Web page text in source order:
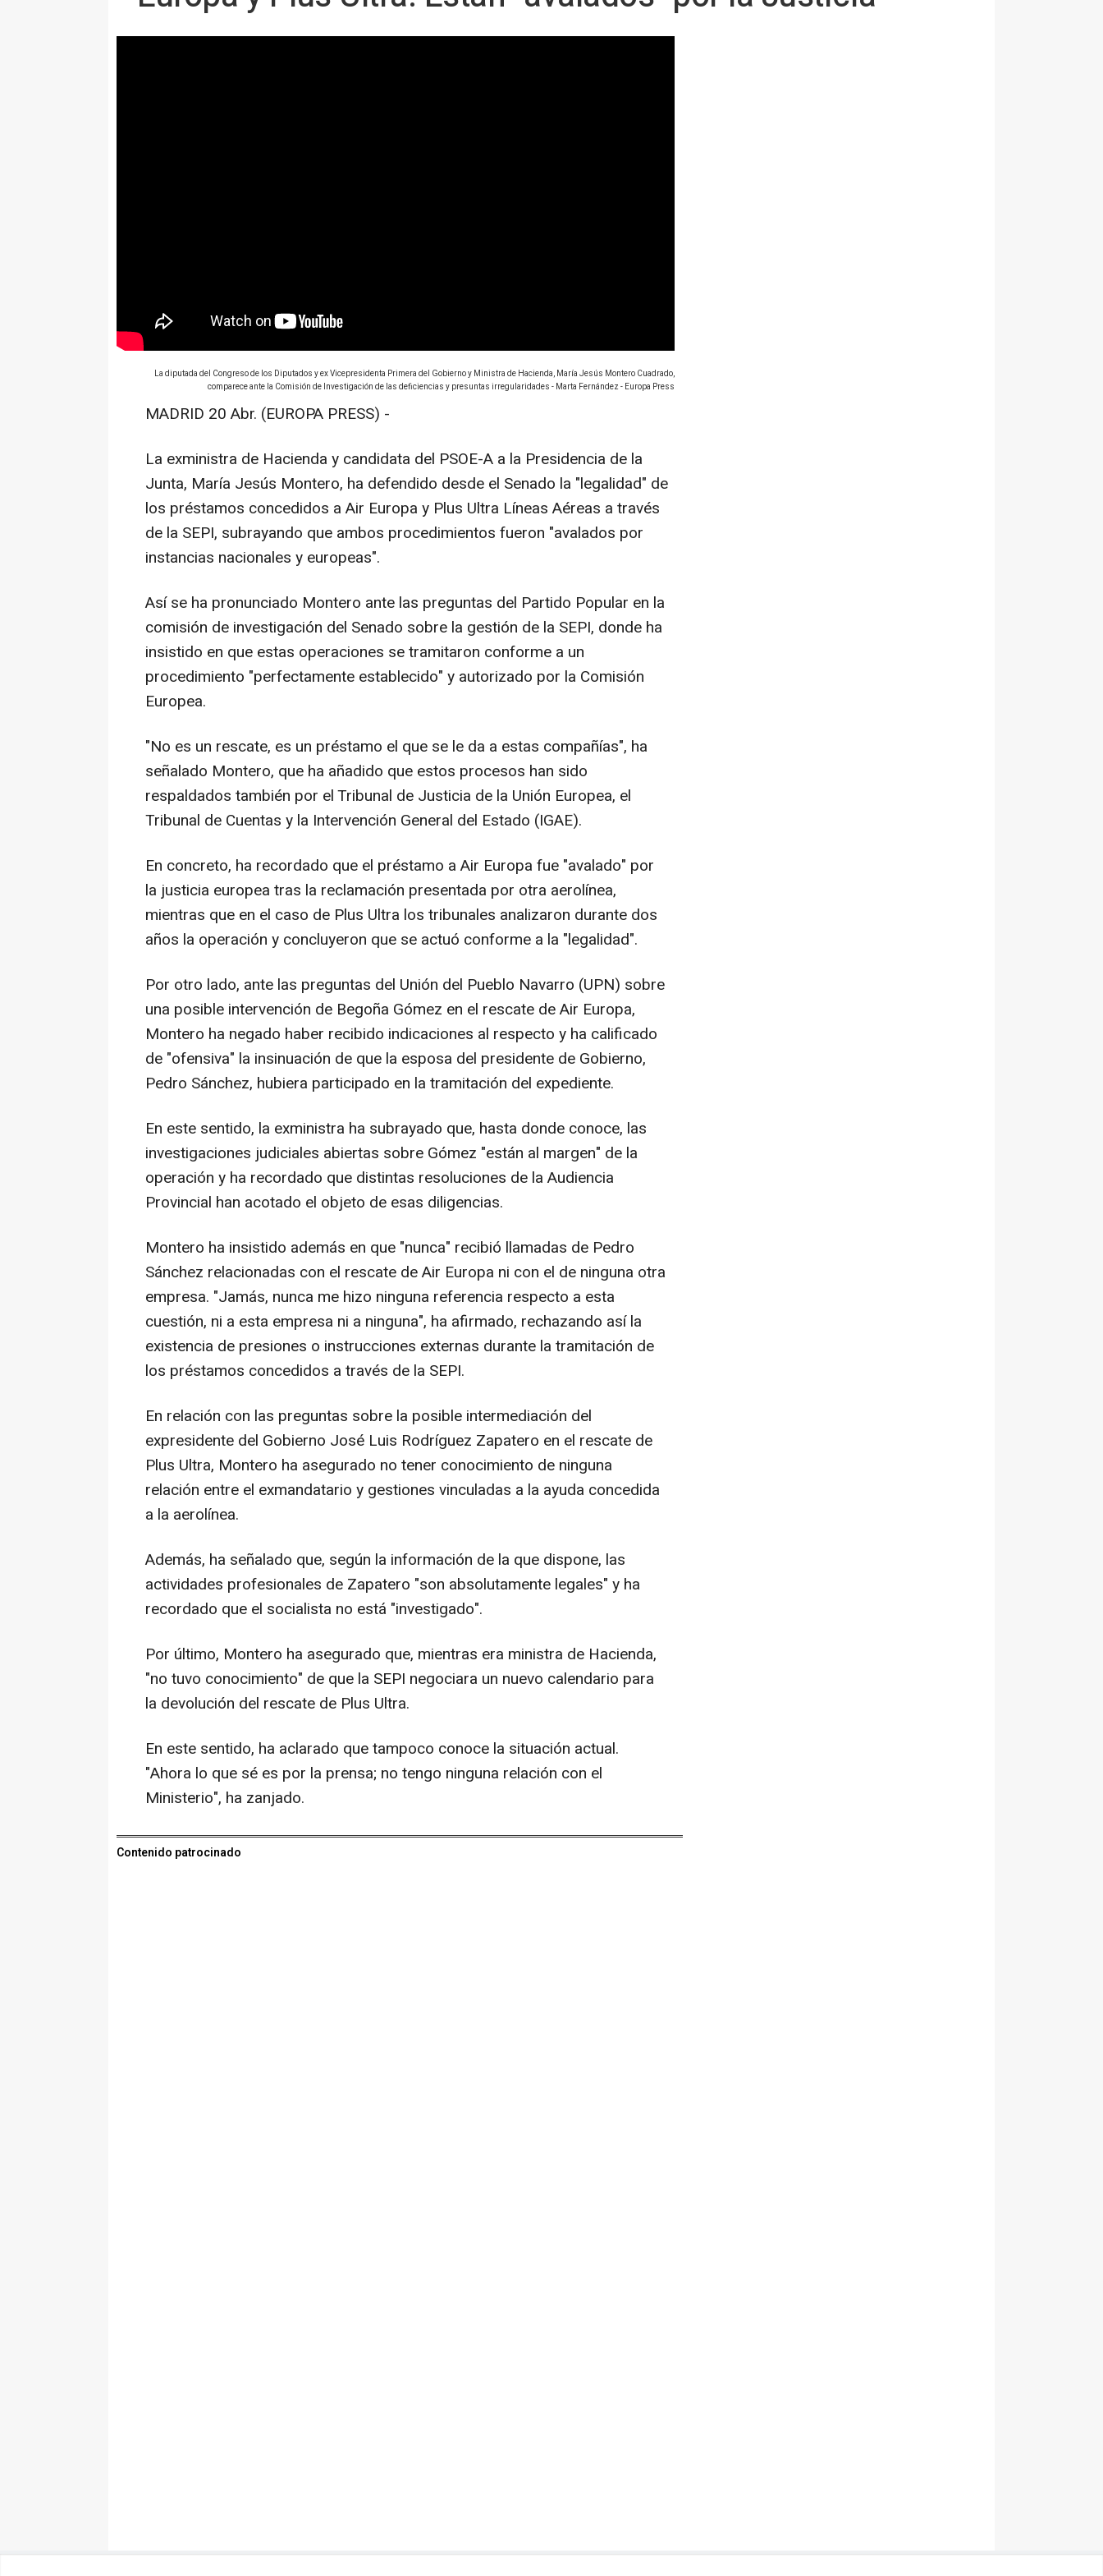
La diputada del Congreso de los Diputados y ex Vicepresidenta Primera del Gobierno y Ministra de Hacienda, María Jesús Montero Cuadrado,
comparece ante la Comisión de Investigación de las deficiencias y presuntas irregularidades - Marta Fernández - Europa Press
MADRID 20 Abr. (EUROPA PRESS) -
La exministra de Hacienda y candidata del PSOE-A a la Presidencia de la
Junta, María Jesús Montero, ha defendido desde el Senado la "legalidad" de
los préstamos concedidos a Air Europa y Plus Ultra Líneas Aéreas a través
de la SEPI, subrayando que ambos procedimientos fueron "avalados por
instancias nacionales y europeas".
Así se ha pronunciado Montero ante las preguntas del Partido Popular en la
comisión de investigación del Senado sobre la gestión de la SEPI, donde ha
insistido en que estas operaciones se tramitaron conforme a un
procedimiento "perfectamente establecido" y autorizado por la Comisión
Europea.
"No es un rescate, es un préstamo el que se le da a estas compañías", ha
señalado Montero, que ha añadido que estos procesos han sido
respaldados también por el Tribunal de Justicia de la Unión Europea, el
Tribunal de Cuentas y la Intervención General del Estado (IGAE).
En concreto, ha recordado que el préstamo a Air Europa fue "avalado" por
la justicia europea tras la reclamación presentada por otra aerolínea,
mientras que en el caso de Plus Ultra los tribunales analizaron durante dos
años la operación y concluyeron que se actuó conforme a la "legalidad".
Por otro lado, ante las preguntas del Unión del Pueblo Navarro (UPN) sobre
una posible intervención de Begoña Gómez en el rescate de Air Europa,
Montero ha negado haber recibido indicaciones al respecto y ha calificado
de "ofensiva" la insinuación de que la esposa del presidente de Gobierno,
Pedro Sánchez, hubiera participado en la tramitación del expediente.
En este sentido, la exministra ha subrayado que, hasta donde conoce, las
investigaciones judiciales abiertas sobre Gómez "están al margen" de la
operación y ha recordado que distintas resoluciones de la Audiencia
Provincial han acotado el objeto de esas diligencias.
Montero ha insistido además en que "nunca" recibió llamadas de Pedro
Sánchez relacionadas con el rescate de Air Europa ni con el de ninguna otra
empresa. "Jamás, nunca me hizo ninguna referencia respecto a esta
cuestión, ni a esta empresa ni a ninguna", ha afirmado, rechazando así la
existencia de presiones o instrucciones externas durante la tramitación de
los préstamos concedidos a través de la SEPI.
En relación con las preguntas sobre la posible intermediación del
expresidente del Gobierno José Luis Rodríguez Zapatero en el rescate de
Plus Ultra, Montero ha asegurado no tener conocimiento de ninguna
relación entre el exmandatario y gestiones vinculadas a la ayuda concedida
a la aerolínea.
Además, ha señalado que, según la información de la que dispone, las
actividades profesionales de Zapatero "son absolutamente legales" y ha
recordado que el socialista no está "investigado".
Por último, Montero ha asegurado que, mientras era ministra de Hacienda,
"no tuvo conocimiento" de que la SEPI negociara un nuevo calendario para
la devolución del rescate de Plus Ultra.
En este sentido, ha aclarado que tampoco conoce la situación actual.
"Ahora lo que sé es por la prensa; no tengo ninguna relación con el
Ministerio", ha zanjado.
Contenido patrocinado